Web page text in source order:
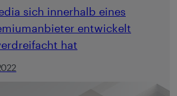
sich innerhalb eines
entwickelt
hat